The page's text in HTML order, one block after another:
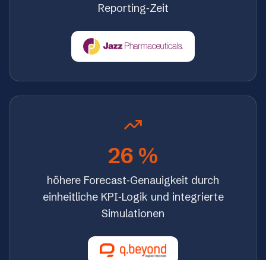
Reporting‑Zeit
26 %
höhere Forecast‑Genauigkeit durch
einheitliche KPI‑Logik und integrierte
Simulationen